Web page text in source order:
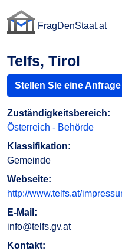
FragDenStaat.at
Telfs, Tirol
Stellen Sie eine
Zuständigkeitsbereich:
Österreich - Behörde
Klassifikation:
Gemeinde
Webseite:
http://www.telfs.at/
E-Mail:
info@telfs.gv.at
Kontakt: